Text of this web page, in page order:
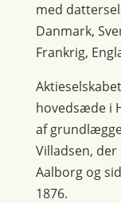
med
Danmark,
Frankrig,
hovedsæde i
af
Villadsen,
Aalborg og
1876.